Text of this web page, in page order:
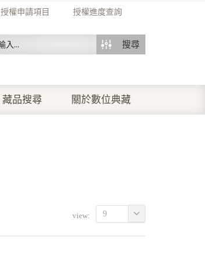
授權申請項目 授權進度查詢
搜尋
藏品搜尋 關於數位典藏
view: 9